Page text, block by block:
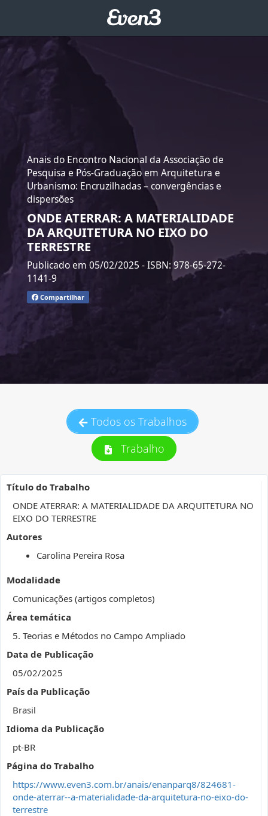
Anais do Encontro Nacional da Associação de
Pesquisa e Pós-Graduação em Arquitetura e
Urbanismo: Encruzilhadas – convergências e
dispersões
ONDE ATERRAR: A MATERIALIDADE
DA ARQUITETURA NO EIXO DO
TERRESTRE
Publicado em 05/02/2025 - ISBN: 978-65-272-
1141-9
Compartilhar
Todos os Trabalhos
Trabalho
Título do Trabalho
ONDE ATERRAR: A MATERIALIDADE DA ARQUITETURA NO
EIXO DO TERRESTRE
Autores
Carolina Pereira Rosa
Modalidade
Comunicações (artigos completos)
Área temática
5. Teorias e Métodos no Campo Ampliado
Data de Publicação
05/02/2025
País da Publicação
Brasil
Idioma da Publicação
pt-BR
Página do Trabalho
https://www.even3.com.br/anais/enanparq8/824681-
onde-aterrar--a-materialidade-da-arquitetura-no-eixo-do-
terrestre